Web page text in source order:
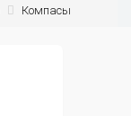
Компасы